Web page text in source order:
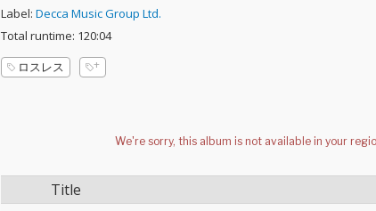
Label: Decca Music Group Ltd.
Total runtime: 120:04
ロスレス
Title